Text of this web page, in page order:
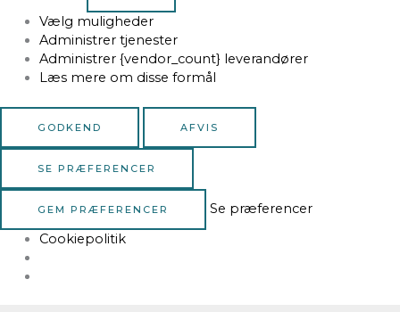
Vælg muligheder
Administrer tjenester
Administrer {vendor_count} leverandører
Læs mere om disse formål
GODKEND AFVIS
SE PRÆFERENCER
GEM PRÆFERENCER
Se præferencer
Cookiepolitik